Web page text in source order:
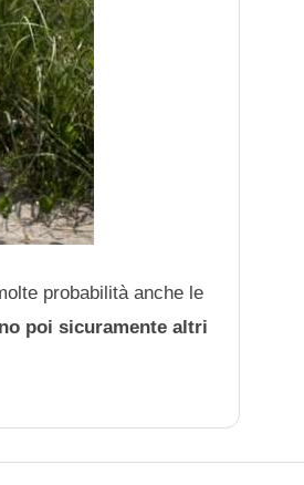
probabilità anche le
poi sicuramente altri